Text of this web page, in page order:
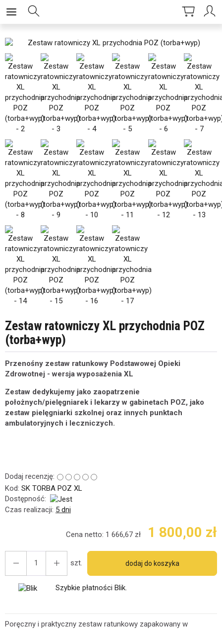
Zestaw ratowniczy XL przychodnia POZ
(torba+wyp)
Przenośny zestaw ratunkowy Podstawowej Opieki
Zdrowotnej - wersja wyposażenia XL
Zestaw dedykujemy jako zaopatrzenie
położnych/pielęgniarek i lekarzy w gabinetach POZ, jako
zestaw pielęgniarki szkolnej oraz innych punktach
ambulatoryjnych i leczniczych.
Dodaj recenzję:
Kod: SK TORBA POZ XL
Dostępność:
Czas realizacji: 5 dni
Cena netto: 1 666,67 zł 1 800,00 zł
szt. dodaj do koszyka
Szybkie płatności Blik.
Poręczny i praktyczny zestaw ratunkowy zapakowany w